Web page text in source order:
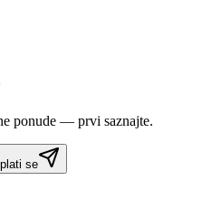
ponude — prvi saznajte.
se